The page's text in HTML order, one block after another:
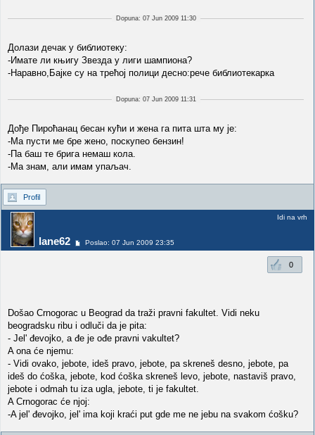
Dopuna: 07 Jun 2009 11:30
Долази дечак у библиотеку:
-Имате ли књигу Звезда у лиги шампиона?
-Наравно,Бајке су на трећој полици десно:рече библиотекарка
Dopuna: 07 Jun 2009 11:31
Дође Пироћанац бесан кући и жена га пита шта му је:
-Ма пусти ме бре жено, поскупео бензин!
-Па баш те брига немаш кола.
-Ма знам, али имам упаљач.
Profil
lane62 Poslao: 07 Jun 2009 23:35
Idi na vrh
0
Došao Crnogorac u Beograd da traži pravni fakultet. Vidi neku
beogradsku ribu i odluči da je pita:
- Jel' đevojko, a đe je ođe pravni vakultet?
A ona će njemu:
- Vidi ovako, jebote, ideš pravo, jebote, pa skreneš desno, jebote, pa
ideš do ćoška, jebote, kod ćoška skreneš levo, jebote, nastaviš pravo,
jebote i odmah tu iza ugla, jebote, ti je fakultet.
A Crnogorac će njoj:
-A jel' đevojko, jel' ima koji kraći put gde me ne jebu na svakom ćošku?